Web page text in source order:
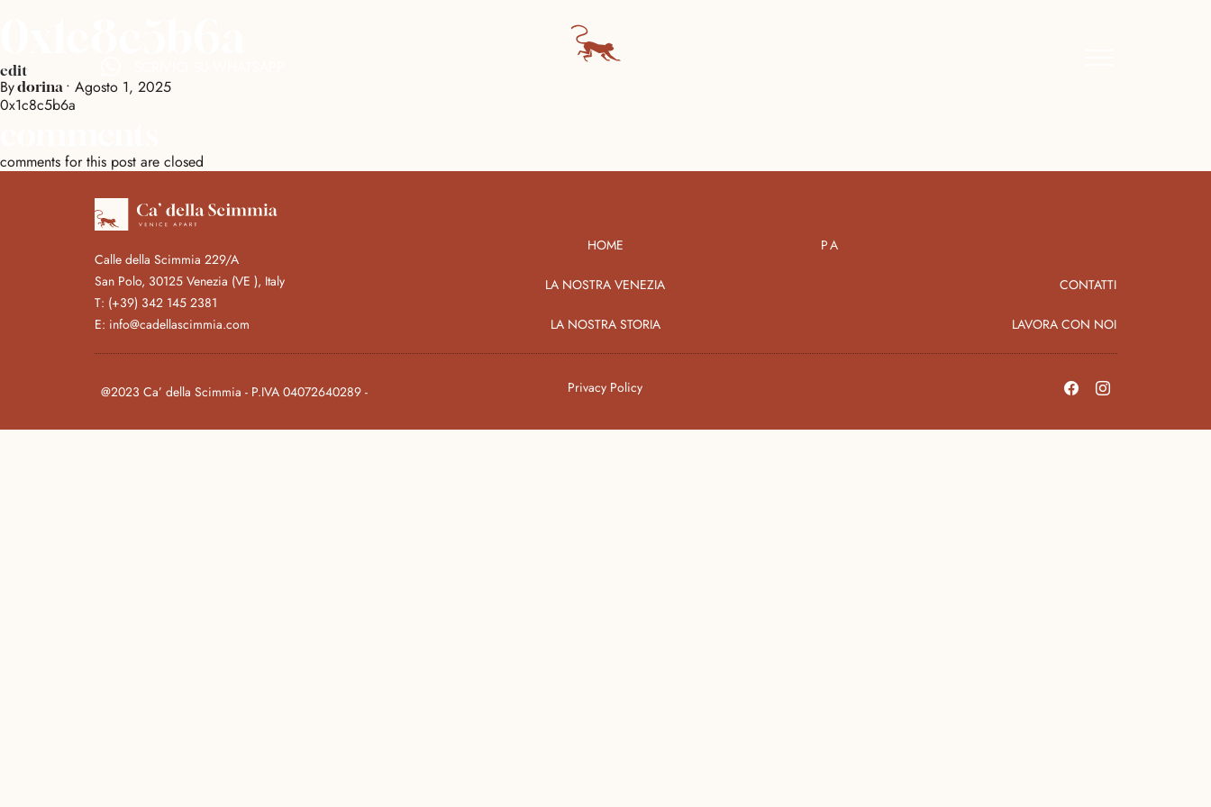
edit
Bydorina • Agosto 1, 2025
0x1c8c5b6a
comments for this post are closed
Calle della Scimmia 229/A
San Polo, 30125 Venezia (VE ), Italy
T: (+39) 342 145 2381
E: info@cadellascimmia.com
HOME
LA NOSTRA VENEZIA
LA NOSTRA STORIA
PA
CONTATTI
LAVORA CON NOI
@2023 Ca’ della Scimmia - P.IVA 04072640289 - Privacy Policy